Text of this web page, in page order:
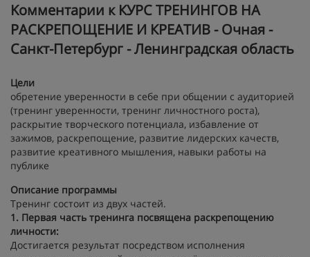
Kомментарии к КУРС ТРЕНИНГОВ НА
РАСКРЕПОЩЕНИЕ И КРЕАТИВ - Очная -
Санкт-Петербург - Ленинградская область
Цели
обретение уверенности в себе при общении с аудиторией
(тренинг уверенности, тренинг личностного роста),
раскрытие творческого потенциала, избавление от
зажимов, раскрепощение, развитие лидерских качеств,
развитие креативного мышления, навыки работы на
публике
Описание программы
Тренинг состоит из двух частей.
1. Первая часть тренинга посвящена раскрепощению
личности:
Достигается результат посредством исполнения